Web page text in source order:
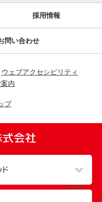
採用情報
問い合わせ
ウェブアクセシビリティ
内
プ
す）